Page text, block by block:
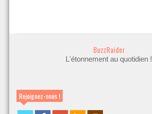
BuzzRaider
L'étonnement au quotidien !
Rejoignez-nous !